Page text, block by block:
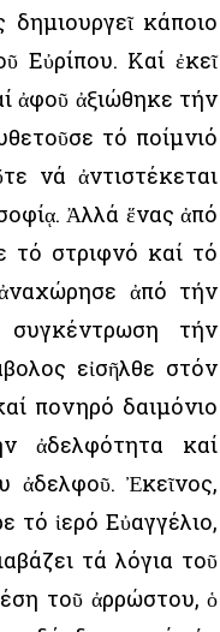
κάποιο
Εὐρίπου. Καί ἐκεῖ
ἀφοῦ ἀξιώθηκε τήν
τό ποίμνιό
νά ἀντιστέκεται
Ἀλλά ἕνας ἀπό
τό στριφνό καί τό
ἀπό τήν
τήν
εἰσῆλθε στόν
πονηρό δαιμόνιο
ἀδελφότητα καί
ἀδελφοῦ. Ἐκεῖνος,
τό ἱερό Εὐαγγέλιο,
τά λόγια τοῦ
τοῦ ἀρρώστου, ὁ